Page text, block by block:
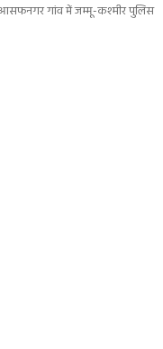
आसफनगर गांव में जम्मू-कश्मीर पुलिस